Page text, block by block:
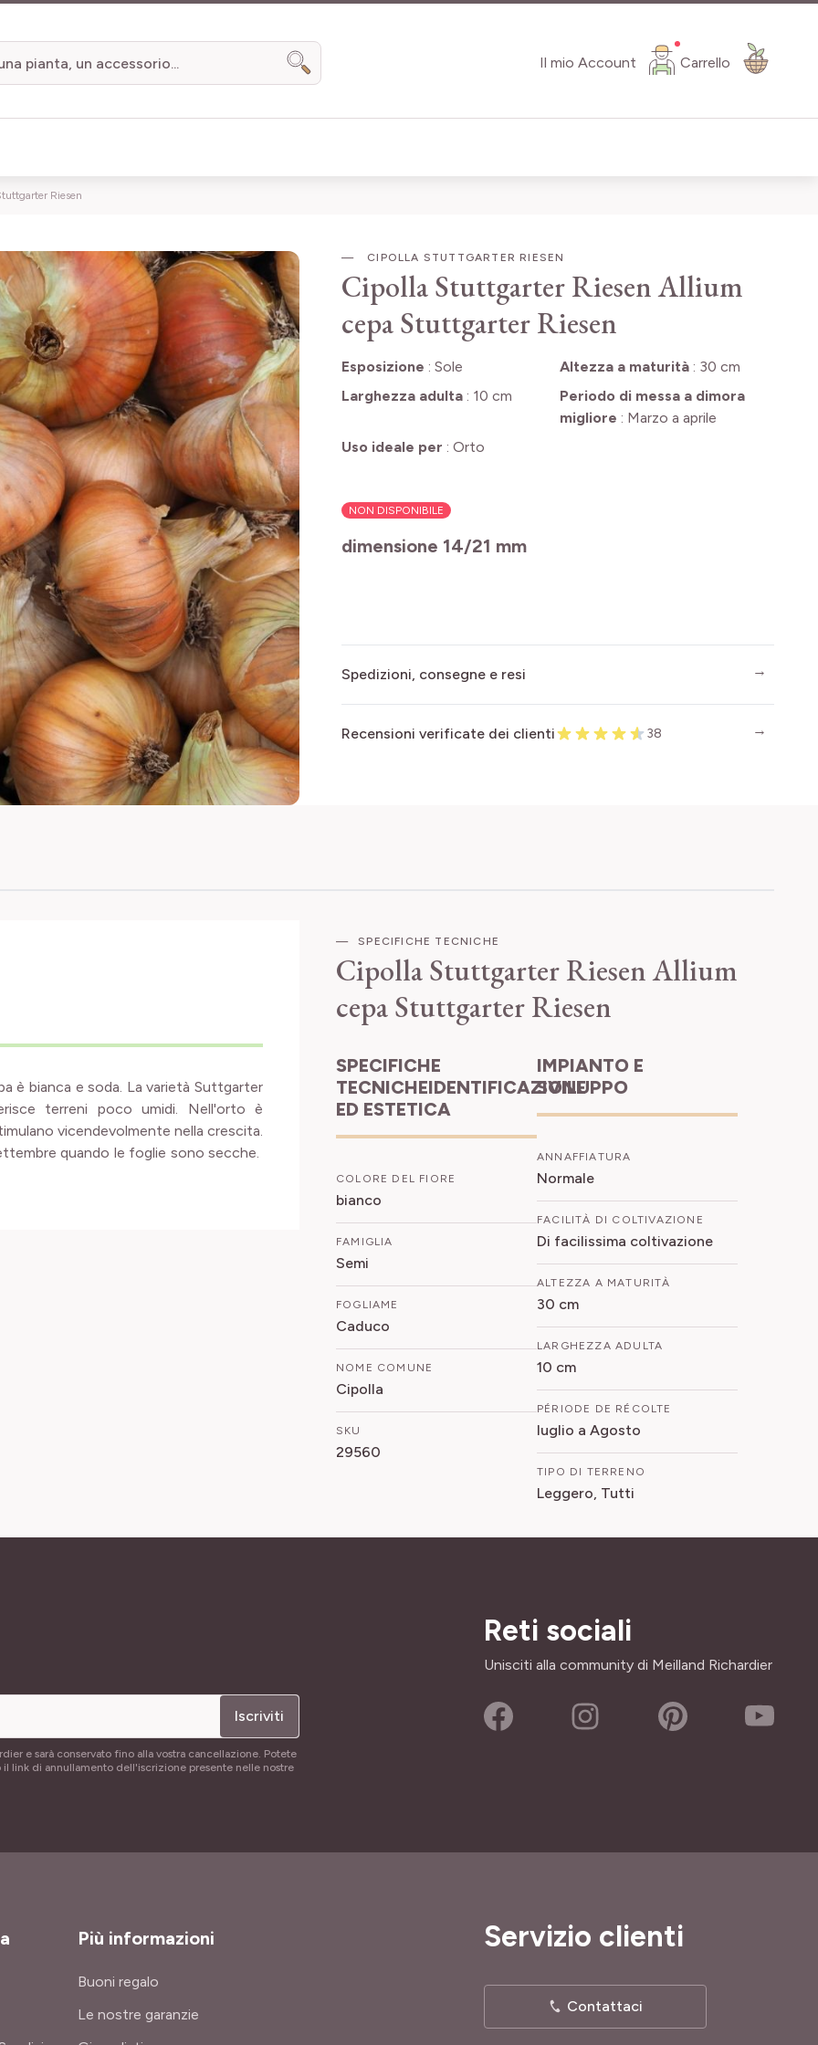
Il mio Account Carrello
Search
Riesen
CIPOLLA STUTTGARTER RIESEN
Cipolla Stuttgarter RiesenAllium
cepa Stuttgarter Riesen
Esposizione : Sole Altezza a maturità: 30 cm
Larghezza adulta: 10 cm
Periodo di messa a dimora
migliore : Marzo a aprile
Uso ideale per : Orto
NON DISPONIBILE
dimensione 14/21 mm
Spedizioni, consegne e resi
Recensioni verificate dei clienti 38
è bianca e soda. La varietà Suttgarter
terreni poco umidi. Nell'orto è
vicendevolmente nella crescita.
quando le foglie sono secche.
SPECIFICHE TECNICHE
Cipolla Stuttgarter RiesenAllium
cepa Stuttgarter Riesen
SPECIFICHE
TECNICHEIDENTIFICAZIONE
ED ESTETICA
COLORE DEL FIORE
bianco
FAMIGLIA
Semi
FOGLIAME
Caduco
NOME COMUNE
Cipolla
SKU
29560
IMPIANTO E
SVILUPPO
ANNAFFIATURA
Normale
FACILITÀ DI COLTIVAZIONE
Di facilissima coltivazione
ALTEZZA A MATURITÀ
30 cm
LARGHEZZA ADULTA
10 cm
PÉRIODE DE RÉCOLTE
luglio a Agosto
TIPO DI TERRENO
Leggero, Tutti
Iscriviti
e sarà conservato fino alla vostra cancellazione. Potete
link di annullamento dell'iscrizione presente nelle nostre
Reti sociali
Unisciti alla community di Meilland Richardier
Più informazioni
Buoni regalo
Le nostre garanzie
Servizio clienti
Contattaci